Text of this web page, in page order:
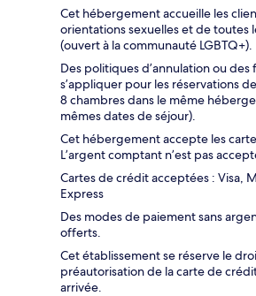
Cet hébergement accueille les
orientations sexuelles et de toutes
(ouvert à la communauté LGBTQ+).
Des politiques d’annulation ou
s’appliquer pour les réservations
8 chambres dans le même
mêmes dates de séjour).
Cet hébergement accepte les
L’argent comptant n’est pas
Cartes de crédit acceptées : Visa,
Express
Des modes de paiement sans
offerts.
Cet établissement se réserve le
préautorisation de la carte de
arrivée.